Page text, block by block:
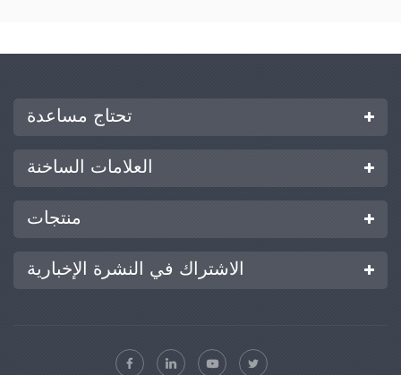
تحتاج مساعدة
العلامات الساخنة
منتجات
الاشتراك في النشرة الإخبارية